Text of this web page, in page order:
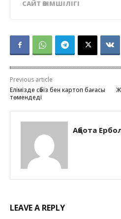
САЙТ ӘКІМШІЛІГІ
Previous article
Елімізде сәбіз бен картоп бағасы
төмендеді
Ақбота
LEAVE A REPLY